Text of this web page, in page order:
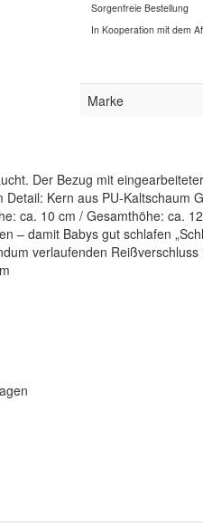
Sorgenfreie Bestellung
In Kooperation mit dem
Marke
Der Bezug mit
Kern aus PU-Kaltschaum
ca. 10 cm / Gesamthöhe: ca.
– damit Babys gut schlafen
verlaufenden